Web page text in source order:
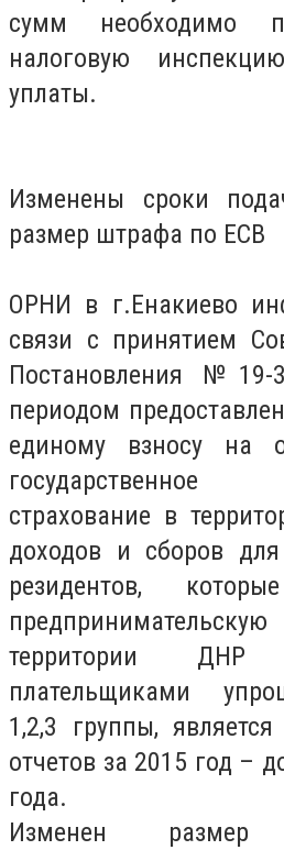
сумм необходимо
налоговую
уплаты.
Изменены сроки
размер штрафа по ЕСВ
ОРНИ в г.Енакиево
связи с принятием
Постановления №19-
периодом
единому взносу на
страхование в
доходов и сборов
резидентов,
территории
плательщиками
1,2,3 группы,
отчетов за 2015 год –
года.
Изменен